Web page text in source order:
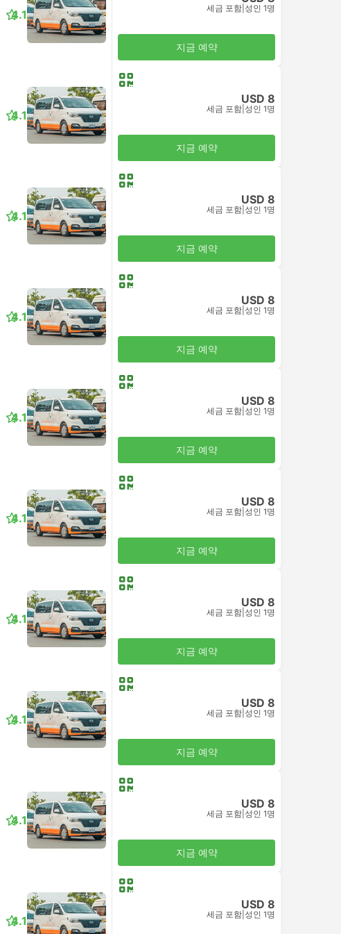
4.1 세금 포함 성인 1명
지금 예약
4.1
USD 8
세금 포함 성인 1명
지금 예약
4.1
USD 8
세금 포함 성인 1명
지금 예약
4.1
USD 8
세금 포함 성인 1명
지금 예약
4.1
USD 8
세금 포함 성인 1명
지금 예약
4.1
USD 8
세금 포함 성인 1명
지금 예약
4.1
USD 8
세금 포함 성인 1명
지금 예약
4.1
USD 8
세금 포함 성인 1명
지금 예약
4.1
USD 8
세금 포함 성인 1명
지금 예약
4.1
USD 8
세금 포함 성인 1명